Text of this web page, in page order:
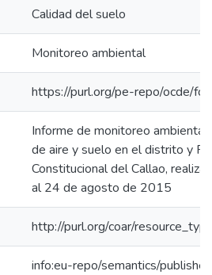
Calidad del suelo
Monitoreo ambiental
https://purl.org/pe-repo/ocde/
Informe de monitoreo ambiental
de aire y suelo en el distrito y
Constitucional del Callao,
al 24 de agosto de 2015
http://purl.org/coar/
info:eu-repo/semantics/